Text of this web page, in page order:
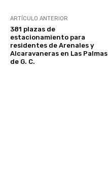
ARTÍCULO ANTERIOR
381 plazas de
estacionamiento para
residentes de Arenales y
Alcaravaneras en Las Palmas
de G. C.